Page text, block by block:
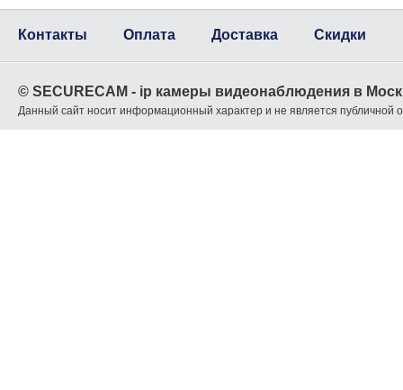
Контакты Оплата Доставка Скидки
© SECURECAM - ip камеры видеонаблюдения в
Данный сайт носит информационный характер и не является публичной